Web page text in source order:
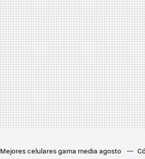
Mejores celulares gama media agosto